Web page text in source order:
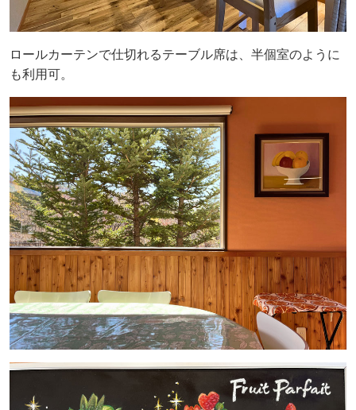
ロールカーテンで仕切れるテーブル席は、半個室のように
も利用可。